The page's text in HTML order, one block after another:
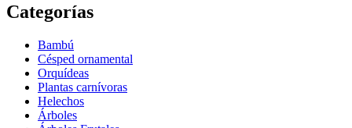
Categorías
Bambú
Césped ornamental
Orquídeas
Plantas carnívoras
Helechos
Árboles